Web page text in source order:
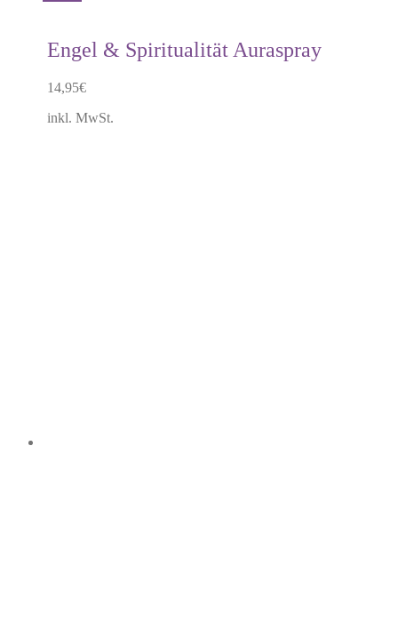
Engel & Spiritualität Auraspray
14,95€
inkl. MwSt.